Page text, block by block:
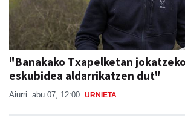
"Banakako Txapelketan
eskubidea aldarrikatzen dut"
Aiurri abu 07, 12:00 URNIETA